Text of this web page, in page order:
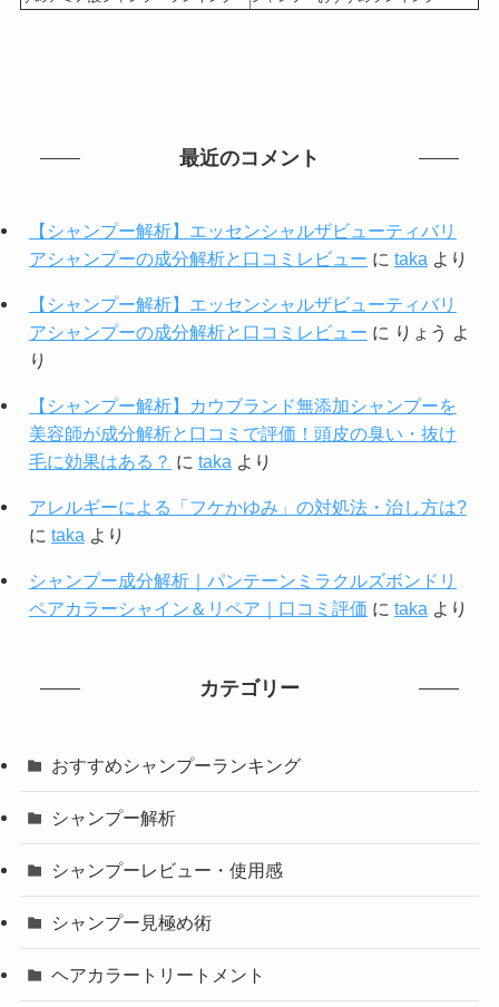
最近のコメント
【シャンプー解析】エッセンシャルザビューティバリ
アシャンプーの成分解析と口コミレビュー に taka より
【シャンプー解析】エッセンシャルザビューティバリ
アシャンプーの成分解析と口コミレビュー に りょう よ
り
【シャンプー解析】カウブランド無添加シャンプーを
美容師が成分解析と口コミで評価！頭皮の臭い・抜け
毛に効果はある？ に taka より
アレルギーによる「フケかゆみ」の対処法・治し方は?
に taka より
シャンプー成分解析｜パンテーンミラクルズボンドリ
ペアカラーシャイン＆リペア｜口コミ評価 に taka より
カテゴリー
おすすめシャンプーランキング
シャンプー解析
シャンプーレビュー・使用感
シャンプー見極め術
ヘアカラートリートメント